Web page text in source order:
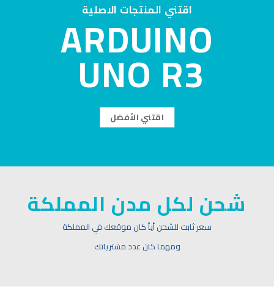
اقتني المنتجات الاصلية
ARDUINO
UNO R3
اقتني الأفضل
شحن لكل مدن المملكة
سعر ثابت للشحن أياً كان موقعك في المملكة
ومهما كان عدد مشترياتك